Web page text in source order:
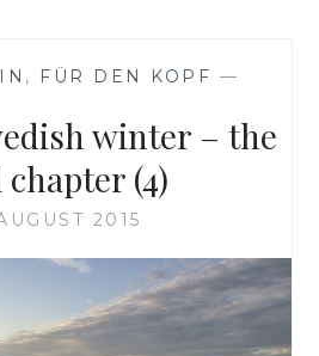
, FÜR DEN KOPF —
winter – the
(4)
2015